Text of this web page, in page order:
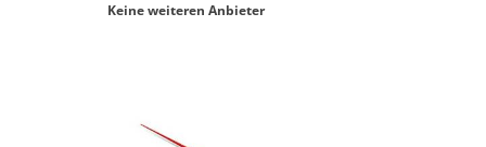
Keine weiteren Anbieter